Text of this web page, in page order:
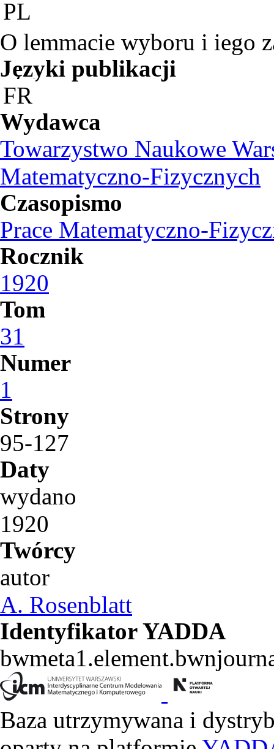
PL
O lemmacie wyboru i iego
Języki publikacji
FR
Wydawca
Towarzystwo Naukowe
Matematyczno-Fizycznych
Czasopismo
Prace Matematyczno-
Rocznik
1920
Tom
31
Numer
1
Strony
95-127
Daty
wydano
1920
Twórcy
autor
A. Rosenblatt
Identyfikator YADDA
Baza utrzymywana i